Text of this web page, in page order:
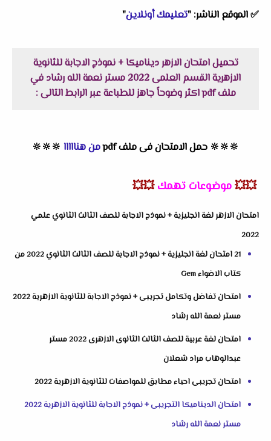
✅الموقع الناشر: "تعليمك أونلاين"
تحميل امتحان الازهر ديناميكا + نموذج الاجابة للثانوية
الازهرية القسم العلمى 2022 مستر نعمة الله رشاد في
ملف pdf اكثر وضوحاً جاهز للطباعة عبر الرابط التالى :
🔆
🔆
🔆 حمل الامتحان فى ملف pdf من هنااااا 🔆
🔆
🔆
💥💥موضوعات تهمك 💥💥
امتحان الازهر لغة انجليزية + نموذج الاجابة للصف الثالث الثانوي علمي
2022
21 امتحان لغة انجليزية + نموذج الاجابة للصف الثالث الثانوي 2022 من
كتاب الاضواء Gem
امتحان تفاضل وتكامل تجريبى + نموذج الاجابة للثانوية الازهرية 2022
مستر نعمة الله رشاد
امتحان لغة عربية للصف الثالث الثانوى الازهرى 2022 مستر
عبدالوهاب مراد شعلان
امتحان تجريبى احياء مطابق للمواصفات للثانوية الازهرية 2022
امتحان الديناميكا التجريبى + نموذج الاجابة للثانوية الازهرية 2022
مستر نعمة الله رشاد